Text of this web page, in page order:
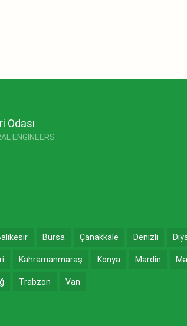
Odası
ENGINEERS
Bursa Çanakkale Denizli
Kahramanmaraş Konya Mardin
Trabzon Van